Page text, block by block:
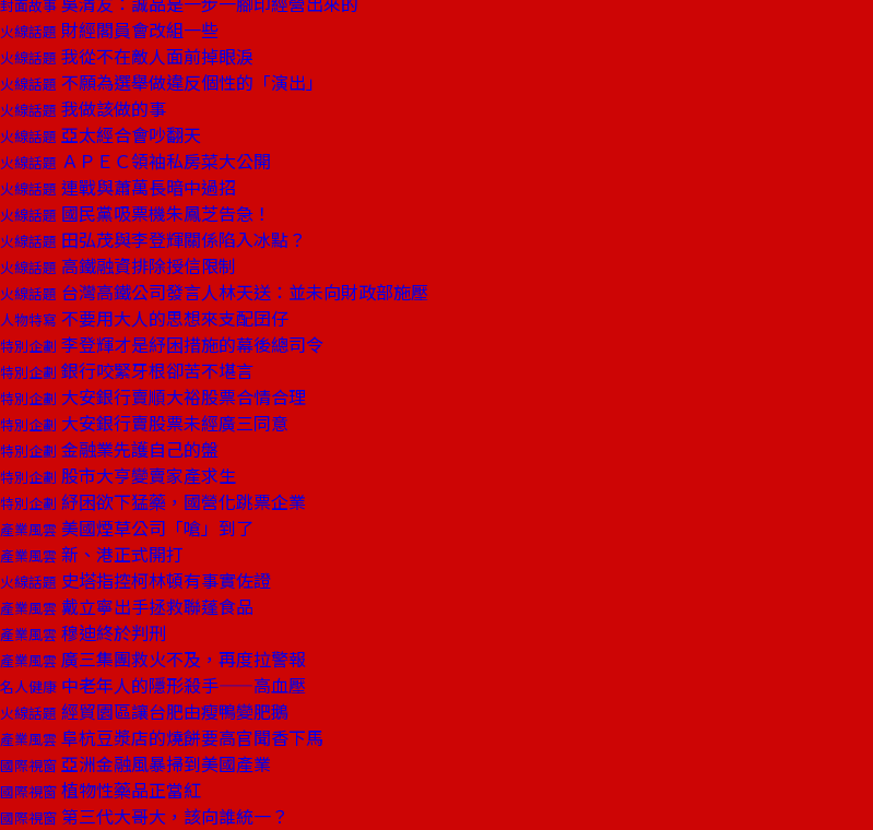
封面故事
火線話題 財經閣員會改組一些
火線話題 我從不在敵人面前掉眼淚
火線話題 不願為選舉做違反個性的「演出」
火線話題 我做該做的事
火線話題 亞太經合會吵翻天
火線話題 ＡＰＥＣ領袖私房菜大公開
火線話題 連戰與蕭萬長暗中過招
火線話題 國民黨吸票機朱鳳芝告急！
火線話題 田弘茂與李登輝關係陷入冰點？
火線話題 高鐵融資排除授信限制
火線話題 台灣高鐵公司發言人林天送：並未向財政部施壓
人物特寫 不要用大人的思想來支配囝仔
特別企劃 李登輝才是紓困措施的幕後總司令
特別企劃 銀行咬緊牙根卻苦不堪言
特別企劃 大安銀行賣順大裕股票合情合理
特別企劃 大安銀行賣股票未經廣三同意
特別企劃 金融業先護自己的盤
特別企劃 股市大亨變賣家產求生
特別企劃 紓困欲下猛藥，國營化跳票企業
產業風雲 美國煙草公司「嗆」到了
產業風雲 新、港正式開打
火線話題 史塔指控柯林頓有事實佐證
產業風雲 戴立寧出手拯救聯蓬食品
產業風雲 穆迪終於判刑
產業風雲 廣三集團救火不及，再度拉警報
名人健康 中老年人的隱形殺手——高血壓
火線話題 經貿園區讓台肥由瘦鴨變肥鵝
產業風雲 阜杭豆漿店的燒餅要高官聞香下馬
國際視窗 亞洲金融風暴掃到美國產業
國際視窗 植物性藥品正當紅
國際視窗 第三代大哥大，該向誰統一？